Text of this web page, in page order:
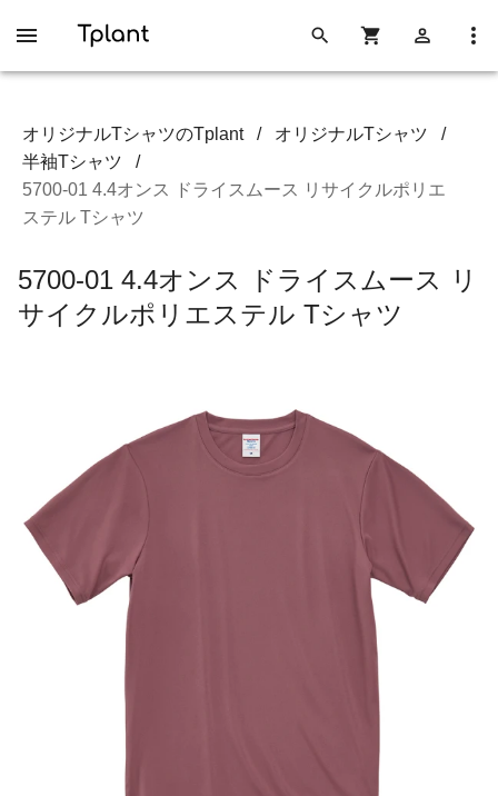
オリジナルTシャツのTplant / オリジナルTシャツ
/
半袖Tシャツ
/
5700-01 4.4オンス ドライスムース リサイクルポリエ
ステル Tシャツ
5700-01 4.4オンス ドライスムース リ
サイクルポリエステル Tシャツ